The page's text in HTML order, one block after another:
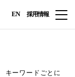
EN 採用情報
キーワードごとに